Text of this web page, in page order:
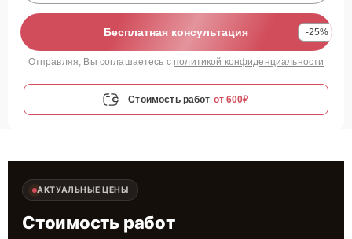
Бесплатная консультация -25%
Отправляя, Вы соглашаетесь с политикой конфиденциальности
Стоимость работ от 600₽
АКТУАЛЬНЫЕ ЦЕНЫ
Стоимость работ